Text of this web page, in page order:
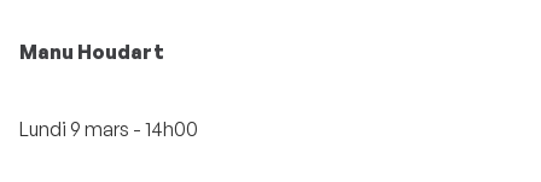
Manu Houdart
Lundi 9 mars - 14h00